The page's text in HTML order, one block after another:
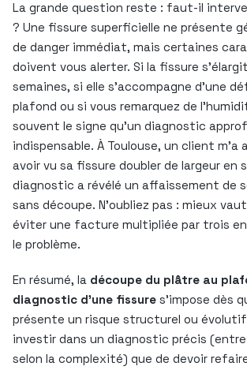
La grande question reste : faut-il
? Une fissure superficielle ne présente
de danger immédiat, mais certaines
doivent vous alerter. Si la fissure
semaines, si elle s’accompagne d’une
plafond ou si vous remarquez de
souvent le signe qu’un diagnostic
indispensable. À Toulouse, un client m’a
avoir vu sa fissure doubler de largeur en
diagnostic a révélé un affaissement de
sans découpe. N’oubliez pas : mieux
éviter une facture multipliée par trois
le problème.
En résumé, la découpe du plâtre au
diagnostic d’une fissure s’impose dès
présente un risque structurel ou
investir dans un diagnostic précis
selon la complexité) que de devoir